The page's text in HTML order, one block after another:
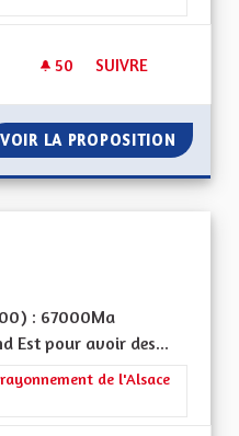
50 50 ABONNÉS
SUIVRE
VOIR LA PROPOSITION
: 67000Ma
Est pour avoir des...
: La Culture, l'Education et
de l'Alsace